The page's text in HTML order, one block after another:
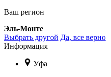
Ваш регион
Эль-Монте
Выбрать другой Да, все верно
Информация
Уфа